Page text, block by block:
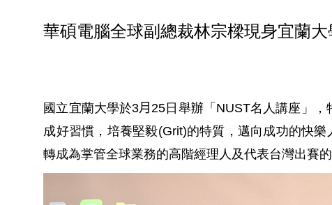
華碩電腦全球副總裁林宗樑現身宜蘭
國立宜蘭大學於3月25 日舉辦「 NUST名人講座」，
成好習慣，培養堅毅(Grit)的特質，邁向成功的快樂
轉成為掌管全球業務的高階經理人及代表台灣出賽的